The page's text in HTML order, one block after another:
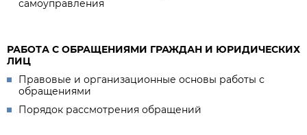
самоуправления
РАБОТА С ОБРАЩЕНИЯМИ ГРАЖДАН И ЮРИДИЧЕСКИХ
ЛИЦ
Правовые и организационные основы работы с
обращениями
Порядок рассмотрения обращений